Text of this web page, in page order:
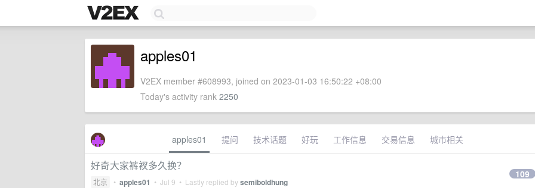
apples01
V2EX member #608993, joined on 2023-01-03 16:50:22 +08:00
Today's activity rank 2250
apples01 提问 技术话题 好玩 工作信息 交易信息 城市相关
好奇大家裤衩多久换？
北京 • apples01 • Jul 9 • Lastly replied bysemiboldhung
109